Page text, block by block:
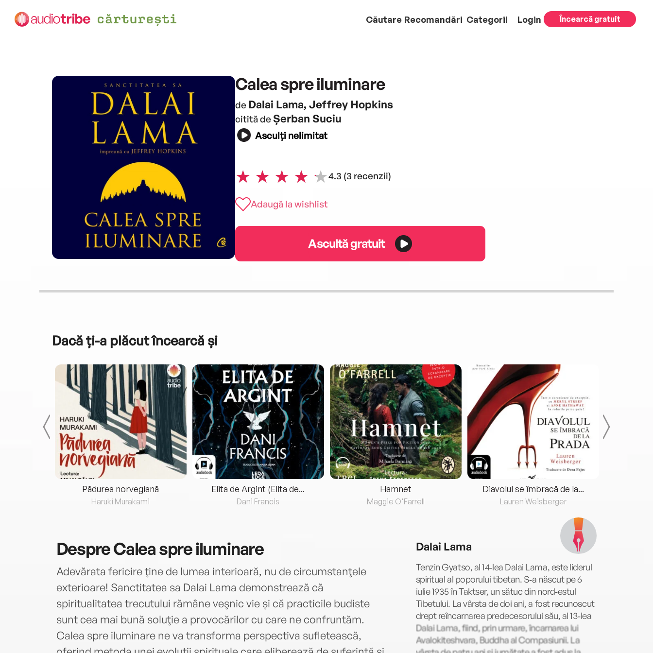
Căutare Recomandări Categorii Login Încearcă gratuit
Calea spre iluminare
de Dalai Lama, Jeffrey Hopkins
citită de Șerban Suciu
Asculți nelimitat
4.3 (3 recenzii)
Adaugă la wishlist
Ascultă gratuit
Dacă ți-a plăcut încearcă și
Pădurea norvegiană
Haruki Murakami
Elita de Argint (Elita de...
Dani Francis
Hamnet
Maggie O'Farrell
Diavolul se îmbracă de la...
Lauren Weisberger
DespreCalea spre iluminare
Adevărata fericire ţine de lumea interioară, nu de circumstanţele
exterioare! Sanctitatea sa Dalai Lama demonstrează că
spiritualitatea trecutului rămâne veşnic vie şi că practicile budiste
sunt cea mai bună soluţie a provocărilor cu care ne confruntăm.
Calea spre iluminare ne va transforma perspectiva sufletească,
Dalai Lama
Tenzin Gyatso, al 14‑lea Dalai Lama, este liderul
spiritual al poporului tibetan. S‑a născut pe 6
iulie 1935 în Taktser, un sătuc din nord‑estul
Tibetului. La vârsta de doi ani, a fost recunoscut
drept reîncarnarea predecesorului său, al 13‑lea
Dalai Lama, fiind, prin urmare, încarnarea lui
Avalokiteshvara, Buddha al Compasiunii. La